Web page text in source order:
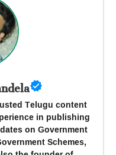
Telugu content
in publishing
on Government
Schemes,